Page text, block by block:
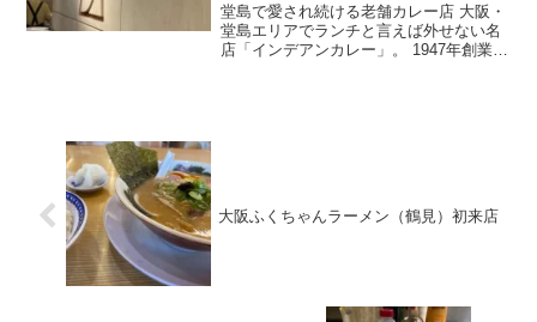
堂島で愛され続ける老舗カレー店 大阪・
堂島エリアでランチと言えば外せない名
店「インデアンカレー」。 1947年創業の
大阪ふくちゃんラーメン（鶴見）初来店